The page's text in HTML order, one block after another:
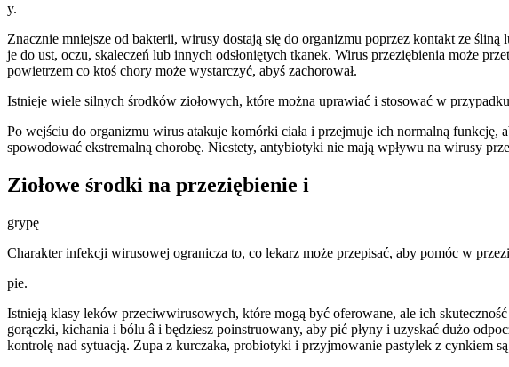
y.
Znacznie mniejsze od bakterii, wirusy dostają się do organizmu poprzez kontakt ze
je do ust, oczu, skaleczeń lub innych odsłoniętych tkanek. Wirus przeziębienia może
powietrzem co ktoś chory może wystarczyć, abyś zachorował.
Istnieje wiele silnych środków ziołowych, które można uprawiać i stosować w
Po wejściu do organizmu wirus atakuje komórki ciała i przejmuje ich normalną funkcję,
spowodować ekstremalną chorobę. Niestety, antybiotyki nie mają wpływu na wirusy
Ziołowe środki na przeziębienie i
grypę
Charakter infekcji wirusowej ogranicza to, co lekarz może przepisać, aby pomóc w
pie.
Istnieją klasy leków przeciwwirusowych, które mogą być oferowane, ale ich
gorączki, kichania i bólu â i będziesz poinstruowany, aby pić płyny i uzyskać dużo
kontrolę nad sytuacją. Zupa z kurczaka, probiotyki i przyjmowanie pastylek z cynkiem